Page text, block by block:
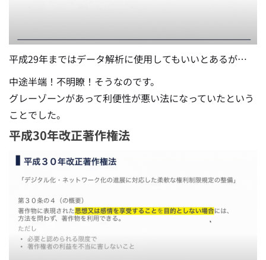
平成29年まではデータ解析に使用してもいいとあるが…
中途半端！不明瞭！そうなのです。
グレーゾーンがあって利便性が悪い法になっていたという
ことでした。
平成30年改正著作権法